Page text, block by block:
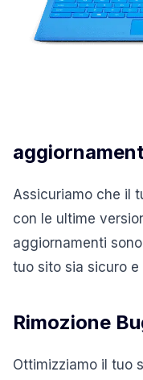
Assicuriamo che il
con le ultime
aggiornamenti
tuo sito sia sicuro
Rimozione
Ottimizziamo il tuo